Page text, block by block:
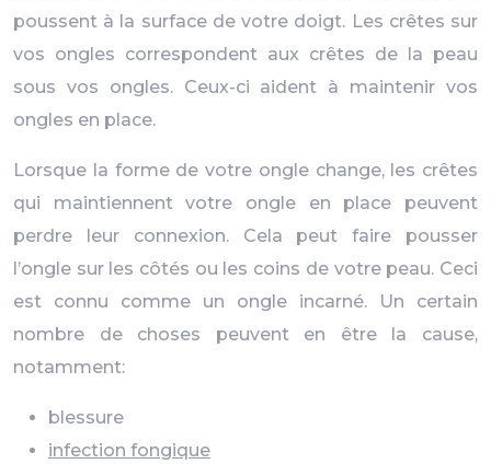
poussent à la surface de votre doigt. Les crêtes sur
vos ongles correspondent aux crêtes de la peau
sous vos ongles. Ceux-ci aident à maintenir vos
ongles en place.
Lorsque la forme de votre ongle change, les crêtes
qui maintiennent votre ongle en place peuvent
perdre leur connexion. Cela peut faire pousser
l’ongle sur les côtés ou les coins de votre peau. Ceci
est connu comme un ongle incarné. Un certain
nombre de choses peuvent en être la cause,
notamment:
blessure
infection fongique